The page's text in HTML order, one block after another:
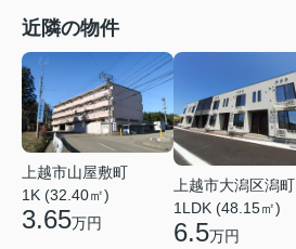
近隣の物件
上越市山屋敷町
1K (32.40㎡)
3.65万円
上越市大潟区潟町
1LDK (48.15㎡)
6.5万円